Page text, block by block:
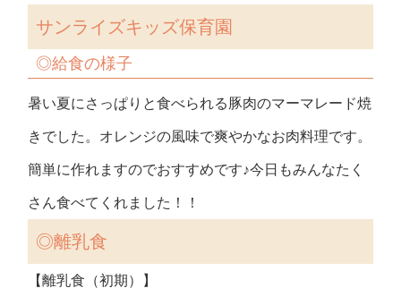
サンライズキッズ保育園
◎給食の様子
暑い夏にさっぱりと食べられる豚肉のマーマレード焼
きでした。オレンジの風味で爽やかなお肉料理です。
簡単に作れますのでおすすめです♪今日もみんなたく
さん食べてくれました！！
◎離乳食
【離乳食（初期）】